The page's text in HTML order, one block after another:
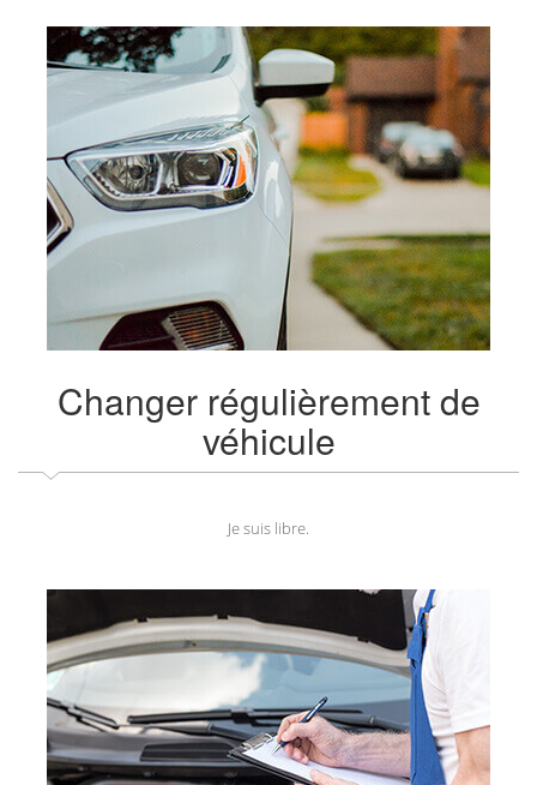
Changer régulièrement de
véhicule
Je suis libre.